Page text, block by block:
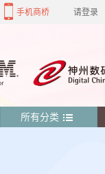
手机商桥 请登录
所有分类